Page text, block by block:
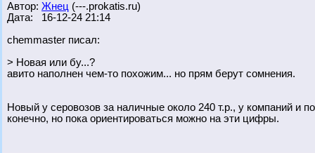
Автор: Жнец (---.prokatis.ru)
Дата: 16-12-24 21:14
chemmaster писал:
> Новая или бу...?
авито наполнен чем-то похожим... но прям берут сомнения.
Новый у серовозов за наличные около 240 т.р., у компаний и
конечно, но пока ориентироваться можно на эти цифры.